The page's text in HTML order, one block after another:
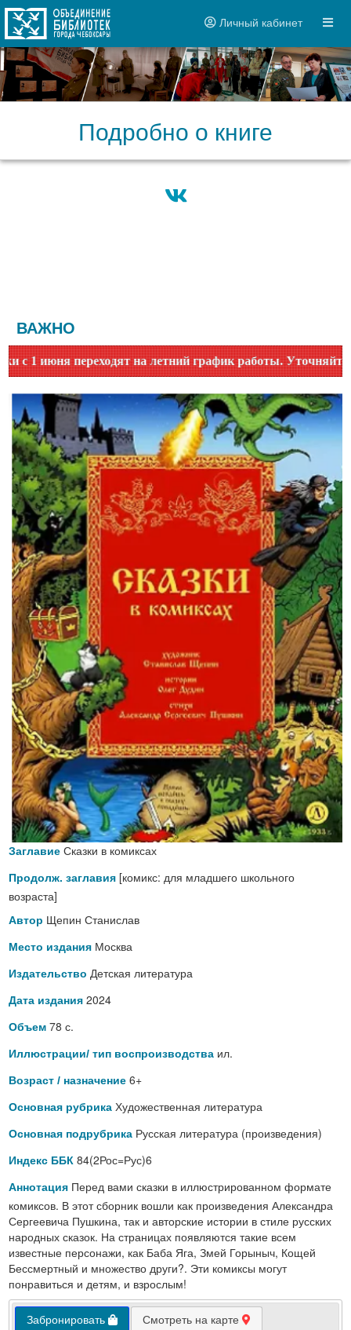
Личный кабинет
Подробно о книге
ВАЖНО
переходят на летний график работы. Уточняйте
Заглавие Сказки в комиксах
Продолж. заглавия [комикс: для младшего школьного
возраста]
Автор Щепин Станислав
Место издания Москва
Издательство Детская литература
Дата издания 2024
Объем 78 с.
Иллюстрации/ тип воспроизводства ил.
Возраст / назначение 6+
Основная рубрика Художественная литература
Основная подрубрика Русская литература (произведения)
Индекс ББК 84(2Рос=Рус)6
Аннотация Перед вами сказки в иллюстрированном формате
комиксов. В этот сборник вошли как произведения Александра
Сергеевича Пушкина, так и авторские истории в стиле русских
народных сказок. На страницах появляются такие всем
известные персонажи, как Баба Яга, Змей Горыныч, Кощей
Бессмертный и множество други?. Эти комиксы могут
понравиться и детям, и взрослым!
Забронировать Смотреть на карте